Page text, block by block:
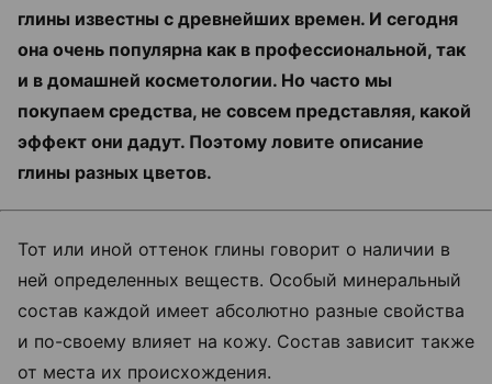
глины известны с древнейших времен. И сегодня
она очень популярна как в профессиональной, так
и в домашней косметологии. Но часто мы
покупаем средства, не совсем представляя, какой
эффект они дадут. Поэтому ловите описание
глины разных цветов.
Тот или иной оттенок глины говорит о наличии в
ней определенных веществ. Особый минеральный
состав каждой имеет абсолютно разные свойства
и по-своему влияет на кожу. Состав зависит также
от места их происхождения.